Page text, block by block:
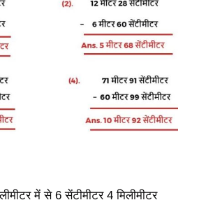
में से 6 सेंटीमीटर 4 मिलीमीटर